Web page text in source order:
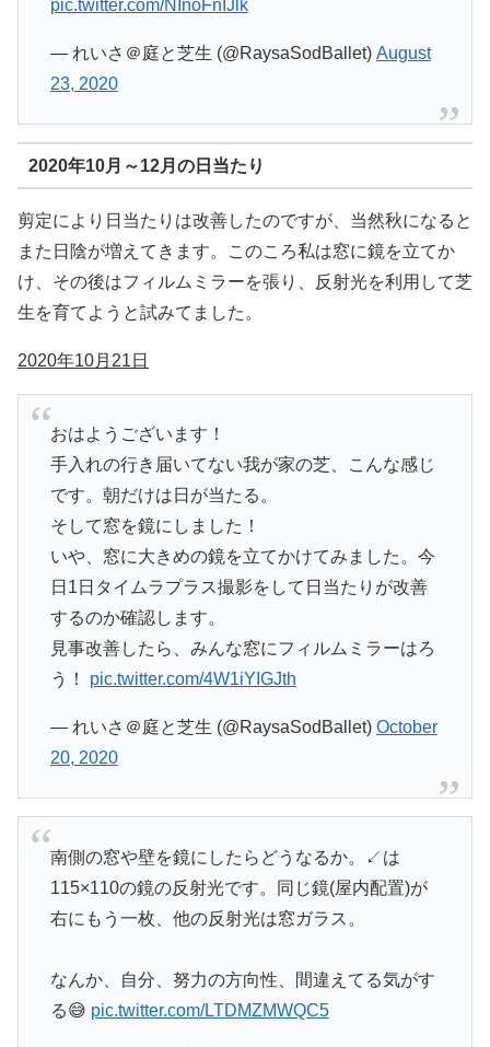
pic.twitter.com/NInoFnIJlk
— れいさ＠庭と芝生 (@RaysaSodBallet) August
23, 2020
2020年10月～12月の日当たり
剪定により日当たりは改善したのですが、当然秋になると
また日陰が増えてきます。このころ私は窓に鏡を立てか
け、その後はフィルムミラーを張り、反射光を利用して芝
生を育てようと試みてました。
2020年10月21日
おはようございます！
手入れの行き届いてない我が家の芝、こんな感じ
です。朝だけは日が当たる。
そして窓を鏡にしました！
いや、窓に大きめの鏡を立てかけてみました。今
日1日タイムラプラス撮影をして日当たりが改善
するのか確認します。
見事改善したら、みんな窓にフィルムミラーはろ
う！ pic.twitter.com/4W1iYIGJth
— れいさ＠庭と芝生 (@RaysaSodBallet) October
20, 2020
南側の窓や壁を鏡にしたらどうなるか。↙️は
115×110の鏡の反射光です。同じ鏡(屋内配置)が
右にもう一枚、他の反射光は窓ガラス。
なんか、自分、努力の方向性、間違えてる気がす
る😅 pic.twitter.com/LTDMZMWQC5